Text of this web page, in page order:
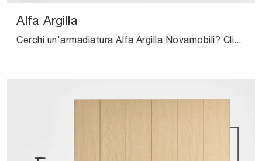
Alfa Argilla
Cerchi un'armadiatura Alfa Argilla Novamobili? Clicca subito! Gli armadi a muro con ante battenti ti aspettano.